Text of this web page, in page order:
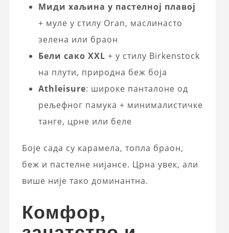
Миди хаљина у пастелној плавој
+ муле у стилу Oran, маслинасто
зелена или браон
Бели сако XXL + у стилу Birkenstock
на плути, природна беж боја
Athleisure: широке панталоне од
рељефног памука + минималистичке
танге, црне или беле
Боје сада су карамела, топла браон,
беж и пастелне нијансе. Црна увек, али
више није тако доминантна.
Комфор,